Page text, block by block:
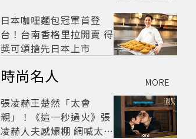
日本咖哩麵包冠軍首登
台！台南香格里拉開賣 得
獎可頌搶先日本上市
時尚名人 MORE
張凌赫王楚然「太會
親」！《這一秒過火》張
凌赫人夫感爆棚 網喊太有